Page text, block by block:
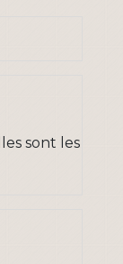
sont les